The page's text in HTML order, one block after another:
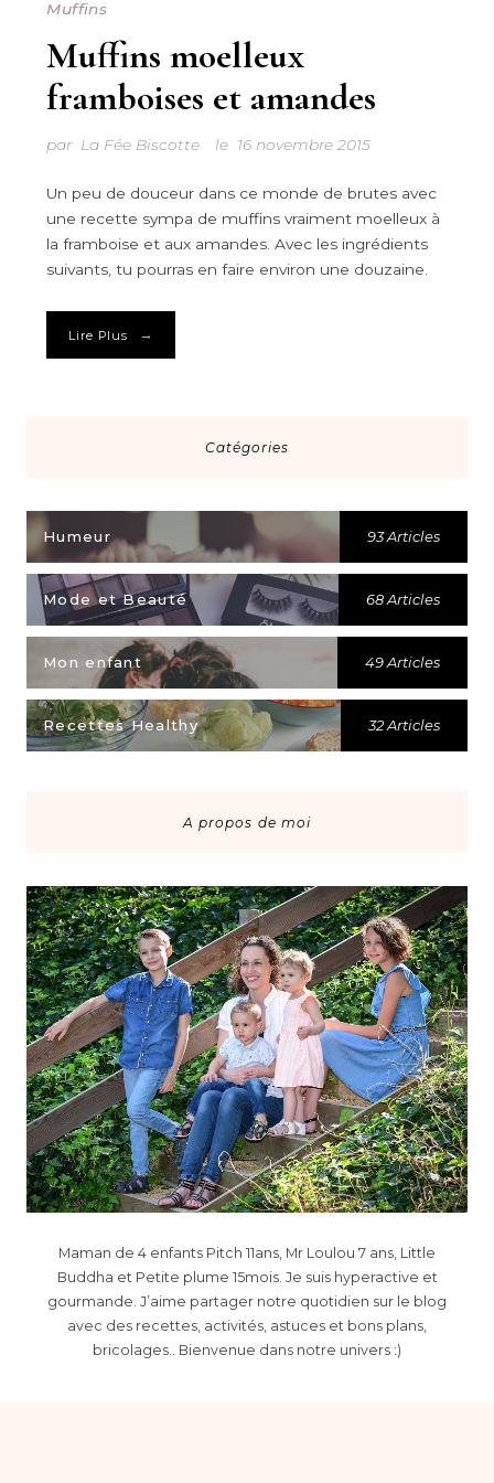
Muffins
Muffins moelleux
framboises et amandes
par La Fée Biscotte le 16 novembre 2015
Un peu de douceur dans ce monde de brutes avec
une recette sympa de muffins vraiment moelleux à
la framboise et aux amandes. Avec les ingrédients
suivants, tu pourras en faire environ une douzaine.
Lire Plus →
Catégories
Humeur 93 Articles
Mode et Beauté 68 Articles
Mon enfant 49 Articles
Recettes Healthy 32 Articles
A propos de moi
Maman de 4 enfants Pitch 11ans, Mr Loulou 7 ans, Little
Buddha et Petite plume 15mois. Je suis hyperactive et
gourmande. J’aime partager notre quotidien sur le blog
avec des recettes, activités, astuces et bons plans,
bricolages.. Bienvenue dans notre univers :)